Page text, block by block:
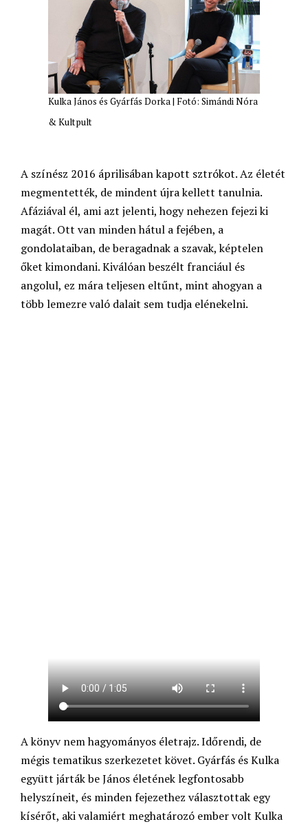
Kulka János és Gyárfás Dorka | Fotó: Simándi Nóra
& Kultpult
A színész 2016 áprilisában kapott sztrókot. Az életét
megmentették, de mindent újra kellett tanulnia.
Afáziával él, ami azt jelenti, hogy nehezen fejezi ki
magát. Ott van minden hátul a fejében, a
gondolataiban, de beragadnak a szavak, képtelen
őket kimondani. Kiválóan beszélt franciául és
angolul, ez mára teljesen eltűnt, mint ahogyan a
több lemezre való dalait sem tudja elénekelni.
A könyv nem hagyományos életrajz. Időrendi, de
mégis tematikus szerkezetet követ. Gyárfás és Kulka
együtt járták be János életének legfontosabb
helyszíneit, és minden fejezethez választottak egy
kísérőt, aki valamiért meghatározó ember volt Kulka